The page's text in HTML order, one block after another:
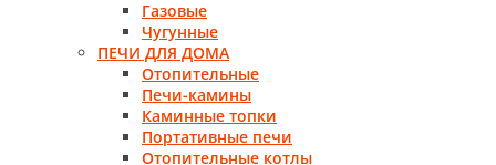
Газовые
Чугунные
ПЕЧИ ДЛЯ ДОМА
Отопительные
Печи-камины
Каминные топки
Портативные печи
Отопительные котлы